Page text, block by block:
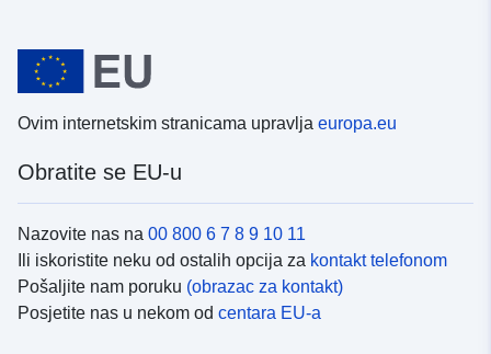
Ovim internetskim stranicama upravlja europa.eu
Obratite se EU-u
Nazovite nas na 00 800 6 7 8 9 10 11
Ili iskoristite neku od ostalih opcija za kontakt telefonom
Pošaljite nam poruku (obrazac za kontakt)
Posjetite nas u nekom od centara EU-a